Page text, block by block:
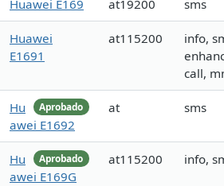
Huawei E169 at19200 sms
Huawei
E1691
at115200
info,
call,
Aprobado
Hu
awei E1692
at sms
Aprobado
Hu
awei E169G
at115200 info,